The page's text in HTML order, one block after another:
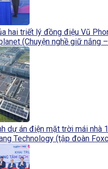
hai triết lý đồng điệu Vũ
(Chuyện nghề giữ nắng
dự án điện mặt trời mái nhà
Technology (tập đoàn